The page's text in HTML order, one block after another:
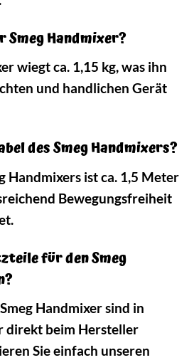
Smeg Handmixer?
wiegt ca. 1,15 kg, was ihn
und handlichen Gerät
des Smeg Handmixers?
Handmixers ist ca. 1,5 Meter
Bewegungsfreiheit
für den Smeg
Handmixer sind in
direkt beim Hersteller
Sie einfach unseren